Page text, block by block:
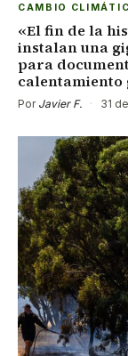
CAMBIO
«El fin de la
instalan una
para
calentamiento
Por Javier F. · 31